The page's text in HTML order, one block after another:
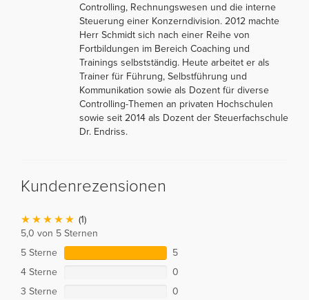
Controlling, Rechnungswesen und die interne
Steuerung einer Konzerndivision. 2012 machte
Herr Schmidt sich nach einer Reihe von
Fortbildungen im Bereich Coaching und
Trainings selbstständig. Heute arbeitet er als
Trainer für Führung, Selbstführung und
Kommunikation sowie als Dozent für diverse
Controlling-Themen an privaten Hochschulen
sowie seit 2014 als Dozent der Steuerfachschule
Dr. Endriss.
Kundenrezensionen
(1)
5,0 von 5 Sternen
5 Sterne
5
4 Sterne
0
3 Sterne
0